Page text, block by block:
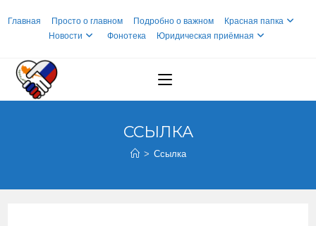
Главная Просто о главном Подробно о важном
Красная папка
Новости
Фонотека Юридическая приёмная
ССЫЛКА
> Ссылка